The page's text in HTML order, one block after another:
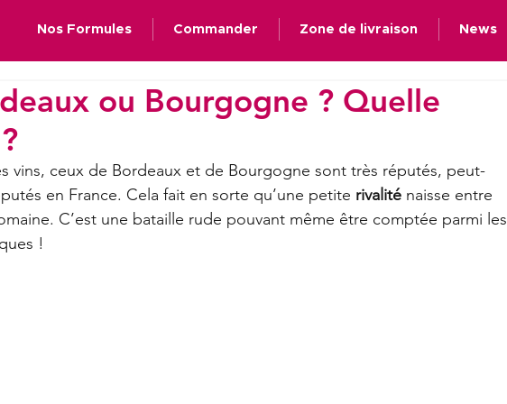
Nos Formules Commander Zone de livraison News
ou Bourgogne ? Quelle
vins, ceux de Bordeaux et de Bourgogne sont très réputés, peut-
en France. Cela fait en sorte qu’une petite rivalité naisse entre
C’est une bataille rude pouvant même être comptée parmi les
!